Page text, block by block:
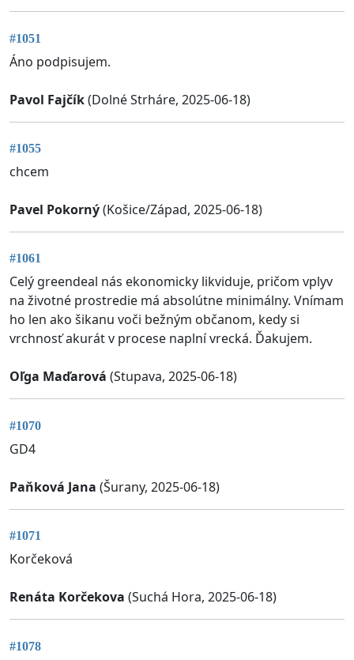
#1051
Áno podpisujem.
Pavol Fajčík(Dolné Strháre, 2025-06-18)
#1055
chcem
Pavel Pokorný(Košice/Západ, 2025-06-18)
#1061
Celý greendeal nás ekonomicky likviduje, pričom vplyv
na životné prostredie má absolútne minimálny. Vnímam
ho len ako šikanu voči bežným občanom, kedy si
vrchnosť akurát v procese naplní vrecká. Ďakujem.
Oľga Maďarová (Stupava, 2025-06-18)
#1070
GD4
Paňková Jana (Šurany, 2025-06-18)
#1071
Korčeková
Renáta Korčekova (Suchá Hora, 2025-06-18)
#1078